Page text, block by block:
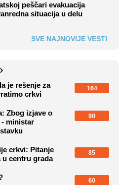
peščari evakuacija
situacija u delu
SVE NAJNOVIJE VESTI
je rešenje za
crkvi
164
Zbog izjave o
- ministar
90
crkvi: Pitanje
centru grada
85
60